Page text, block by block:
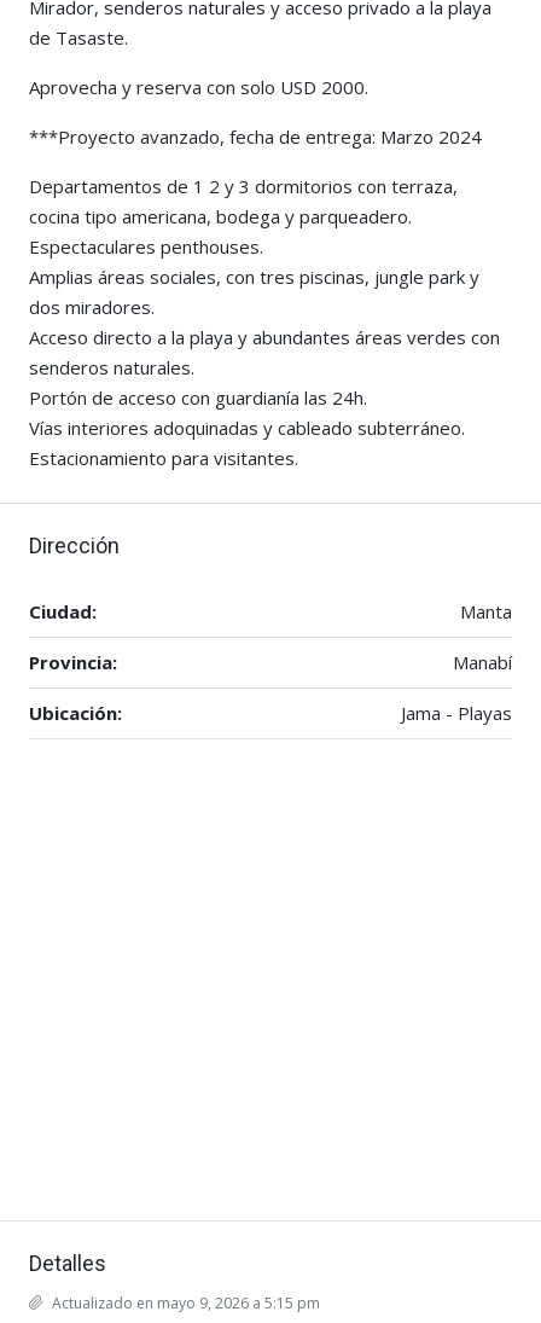
Mirador, senderos naturales y acceso privado a la playa
de Tasaste.
Aprovecha y reserva con solo USD 2000.
***Proyecto avanzado, fecha de entrega: Marzo 2024
Departamentos de 1 2 y 3 dormitorios con terraza,
cocina tipo americana, bodega y parqueadero.
Espectaculares penthouses.
Amplias áreas sociales, con tres piscinas, jungle park y
dos miradores.
Acceso directo a la playa y abundantes áreas verdes con
senderos naturales.
Portón de acceso con guardianía las 24h.
Vías interiores adoquinadas y cableado subterráneo.
Estacionamiento para visitantes.
Dirección
Ciudad: Manta
Provincia: Manabí
Ubicación: Jama - Playas
Detalles
Actualizado en mayo 9, 2026 a 5:15 pm